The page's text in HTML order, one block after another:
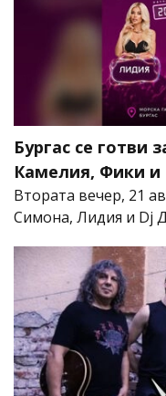
Бургас се готви
Камелия, Фики и
Втората вечер, 21
Симона, Лидия и Dj